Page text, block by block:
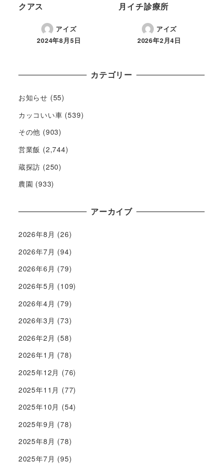
クアス
アイズ
2024年8月5日
月イチ診療所
アイズ
2026年2月4日
カテゴリー
お知らせ (55)
カッコいい車 (539)
その他 (903)
営業飯 (2,744)
蔵探訪 (250)
農園 (933)
アーカイブ
2026年8月 (26)
2026年7月 (94)
2026年6月 (79)
2026年5月 (109)
2026年4月 (79)
2026年3月 (73)
2026年2月 (58)
2026年1月 (78)
2025年12月 (76)
2025年11月 (77)
2025年10月 (54)
2025年9月 (78)
2025年8月 (78)
2025年7月 (95)